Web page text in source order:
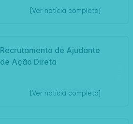
[Ver notícia completa]
Recrutamento de Ajudante
de Ação Direta
[Ver notícia completa]